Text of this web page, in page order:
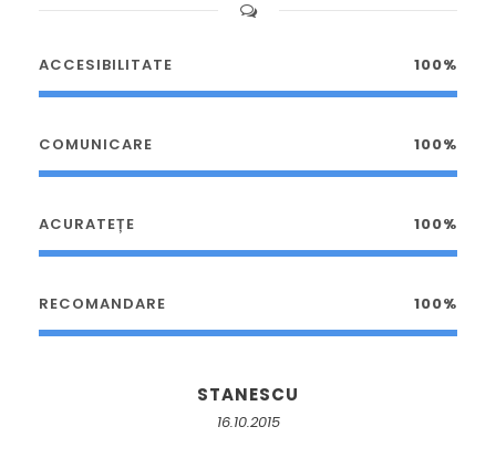
ACCESIBILITATE 100%
COMUNICARE 100%
ACURATEȚE 100%
RECOMANDARE 100%
STANESCU
16.10.2015